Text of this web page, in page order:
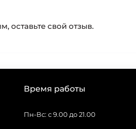
оставьте свой отзыв.
Время работы
Пн-Вс: с 9.00 до 21.00